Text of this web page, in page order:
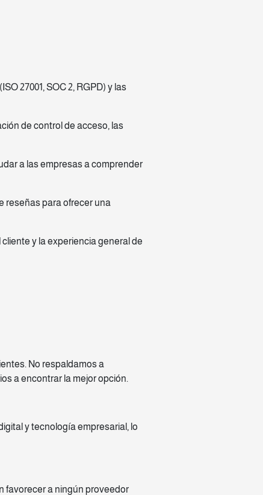
27001, SOC 2, RGPD) y las
de control de acceso, las
a las empresas a comprender
reseñas para ofrecer una
y la experiencia general de
No respaldamos a
a encontrar la mejor opción.
y tecnología empresarial, lo
favorecer a ningún proveedor